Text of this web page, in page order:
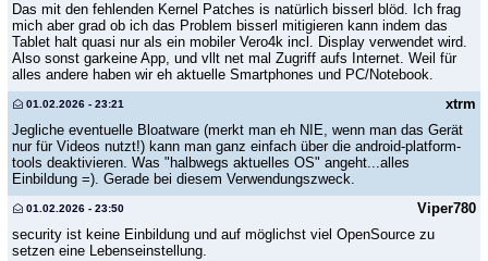
Das mit den fehlenden Kernel Patches is natürlich bisserl blöd. Ich frag
mich aber grad ob ich das Problem bisserl mitigieren kann indem das
Tablet halt quasi nur als ein mobiler Vero4k incl. Display verwendet wird.
Also sonst garkeine App, und vllt net mal Zugriff aufs Internet. Weil für
alles andere haben wir eh aktuelle Smartphones und PC/Notebook.
xtrm
01.02.2026 - 23:21
Jegliche eventuelle Bloatware (merkt man eh NIE, wenn man das Gerät
nur für Videos nutzt!) kann man ganz einfach über die android-platform-
tools deaktivieren. Was "halbwegs aktuelles OS" angeht...alles
Einbildung =). Gerade bei diesem Verwendungszweck.
Viper780
01.02.2026 - 23:50
security ist keine Einbildung und auf möglichst viel OpenSource zu
setzen eine Lebenseinstellung.